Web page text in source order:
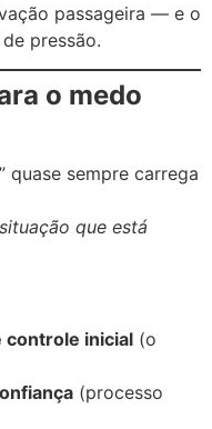
passageira — e o
pressão.
o medo
quase sempre carrega
que está
controle inicial (o
(processo